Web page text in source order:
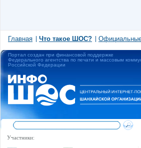
Главная Что такое ШОС?
Портал создан при финансовой поддержке
Федерального агентства по печати и массовым
Российской Федерации
Участники: